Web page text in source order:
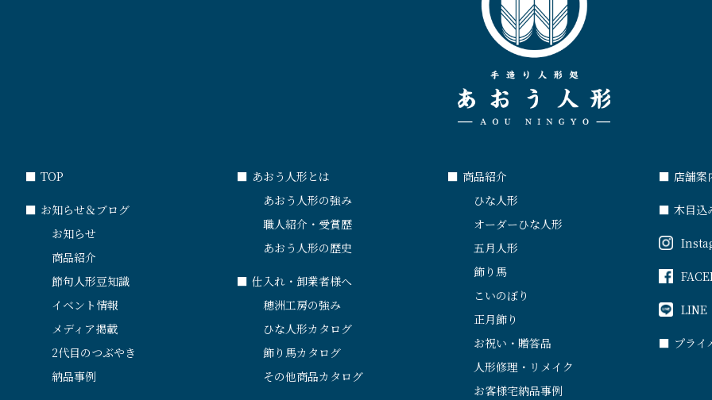
■ TOP
■ お知らせ＆ブログ
お知らせ
商品紹介
節句人形豆知識
イベント情報
メディア掲載
2代目のつぶやき
納品事例
■ あおう人形とは
あおう人形の強み
職人紹介・受賞歴
あおう人形の歴史
■ 仕入れ・卸業者様へ
穂洲工房の強み
ひな人形カタログ
飾り馬カタログ
その他商品カタログ
■ 商品紹介
ひな人形
オーダーひな人形
五月人形
飾り馬
こいのぼり
正月飾り
お祝い・贈答品
人形修理・リメイク
お客様宅納品事例
■ 店舗案
■ 木目込
LINE
■ プライ